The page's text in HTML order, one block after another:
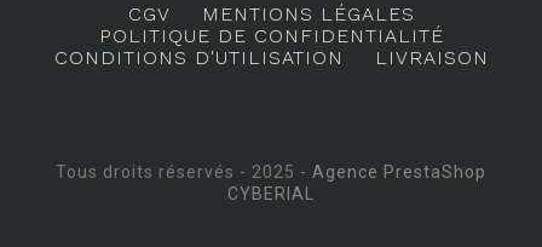
CGV
MENTIONS LÉGALES
POLITIQUE DE CONFIDENTIALITÉ
CONDITIONS D'UTILISATION
LIVRAISON
Tous droits réservés - 2025 - Agence PrestaShop
CYBERIAL